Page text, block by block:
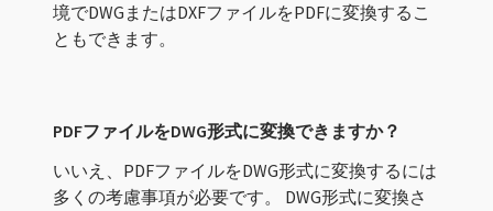
境でDWGまたはDXFファイルをPDFに変換するこ
ともできます。
PDFファイルをDWG形式に変換できますか？
いいえ、PDFファイルをDWG形式に変換するには
多くの考慮事項が必要です。 DWG形式に変換さ